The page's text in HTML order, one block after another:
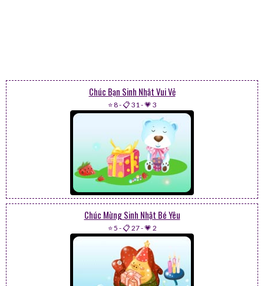
Chúc Bạn Sinh Nhật Vui Vẻ
⭐ 8-📋 31-💗 3
Chúc Mừng Sinh Nhật Bé Yêu
⭐ 5 -📋 27-💗 2